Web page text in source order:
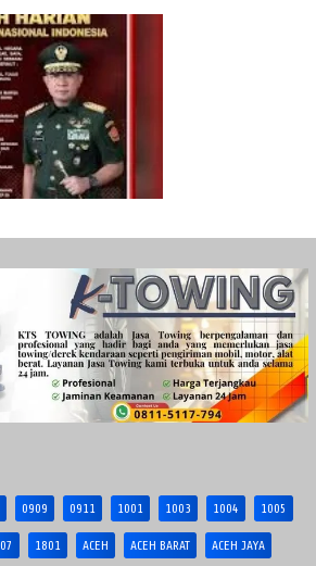
0909 0911 1001 1003 1004 1005
1801 ACEH ACEH BARAT ACEH JAYA